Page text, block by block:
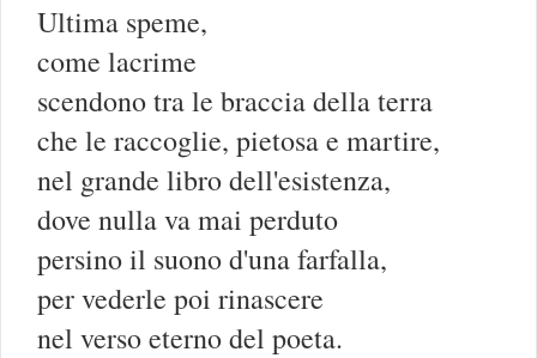
Ultima speme,
come lacrime
scendono tra le braccia della terra
che le raccoglie, pietosa e martire,
nel grande libro dell'esistenza,
dove nulla va mai perduto
persino il suono d'una farfalla,
per vederle poi rinascere
nel verso eterno del poeta.